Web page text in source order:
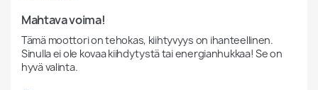
Mahtava voima!
Tämä moottori on tehokas, kiihtyvyys on ihanteellinen.
Sinulla ei ole kovaa kiihdytystä tai energianhukkaa! Se on
hyvä valinta.